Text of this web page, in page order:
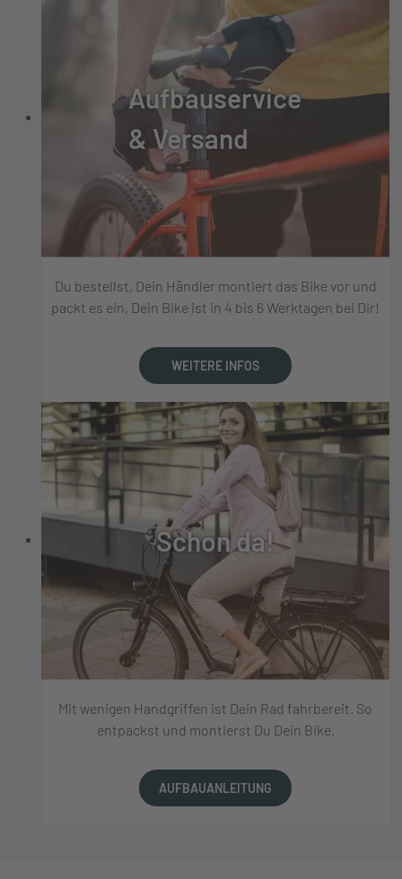
Aufbauservice
& Versand
Du bestellst, Dein Händler montiert das Bike vor und
packt es ein, Dein Bike ist in 4 bis 6 Werktagen bei Dir!
WEITERE INFOS
Schon da!
Mit wenigen Handgriffen ist Dein Rad fahrbereit. So
entpackst und montierst Du Dein Bike.
AUFBAUANLEITUNG